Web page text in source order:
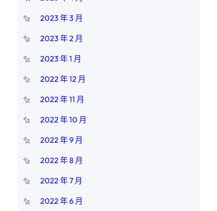
2023 年 3 月
2023 年 2 月
2023 年 1 月
2022 年 12 月
2022 年 11 月
2022 年 10 月
2022 年 9 月
2022 年 8 月
2022 年 7 月
2022 年 6 月